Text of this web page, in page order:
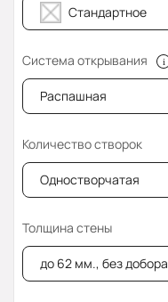
Стандартное
Система открывания
Распашная
Количество створок
Одностворчатая
Толщина стены
до 62 мм., без добора